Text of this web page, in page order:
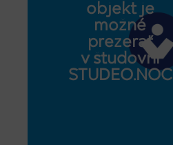
objekt je
možné
prezerať
v študovni
STUDEO.NOC